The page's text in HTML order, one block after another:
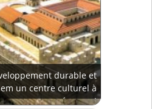
durable et
un centre culturel à
préserver !